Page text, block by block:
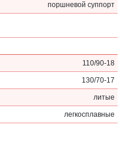
поршневой суппорт
110/90-18
130/70-17
литые
легкосплавные